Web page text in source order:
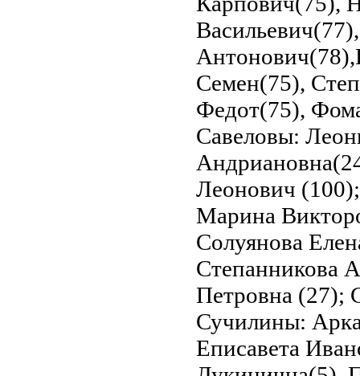
Семен(75),
Федот(75),
Савеловы:
Леонович
Марина
Солуянова
Степанникова
Петровна (27);
Сучилины:
Еписавета